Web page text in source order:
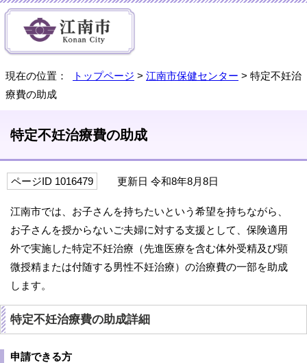
現在の位置： トップページ > 江南市保健センター > 特定不妊治
療費の助成
特定不妊治療費の助成
ページID 1016479 更新日 令和8年8月8日
江南市では、お子さんを持ちたいという希望を持ちながら、
お子さんを授からないご夫婦に対する支援として、保険適用
外で実施した特定不妊治療（先進医療を含む体外受精及び顕
微授精または付随する男性不妊治療）の治療費の一部を助成
します。
特定不妊治療費の助成詳細
申請できる方